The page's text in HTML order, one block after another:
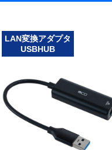
LAN変換アダプタ
USBHUB